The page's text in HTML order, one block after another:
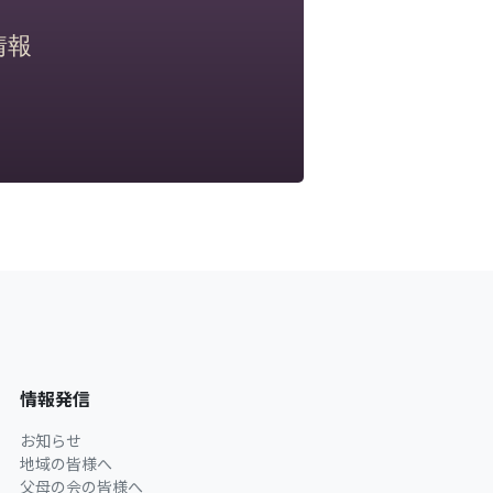
情報発信
お知らせ
地域の皆様へ
父母の会の皆様へ